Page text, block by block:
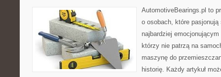
AutomotiveBearings.pl to
o osobach, które
najbardziej
którzy nie patrzą na
maszynę do
historię. Każdy artykuł